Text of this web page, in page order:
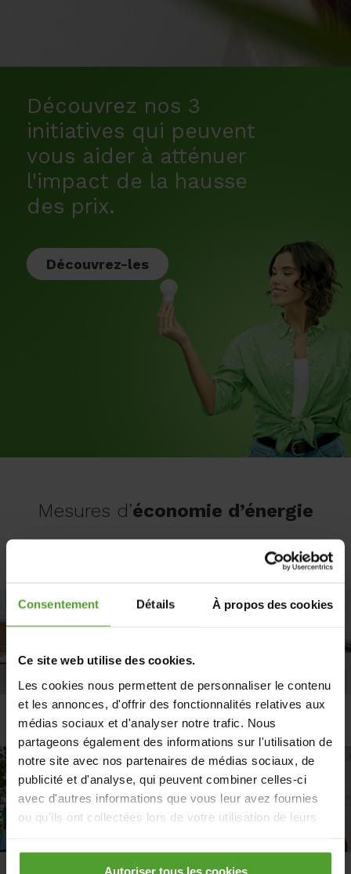
Consentement Détails À propos des cookies
Ce site web utilise des cookies.
Les cookies nous permettent de personnaliser le contenu
et les annonces, d'offrir des fonctionnalités relatives aux
médias sociaux et d'analyser notre trafic. Nous
partageons également des informations sur l'utilisation de
notre site avec nos partenaires de médias sociaux, de
publicité et d'analyse, qui peuvent combiner celles-ci
avec d'autres informations que vous leur avez fournies
ou qu'ils ont collectées lors de votre utilisation de leurs
Autoriser tous les cookies
Découvrez nos 3
initiatives qui peuvent
vous aider à atténuer
l'impact de la hausse
des prix.
Découvrez-les
Mesures d’économie d’énergie
Chauffage Isolation